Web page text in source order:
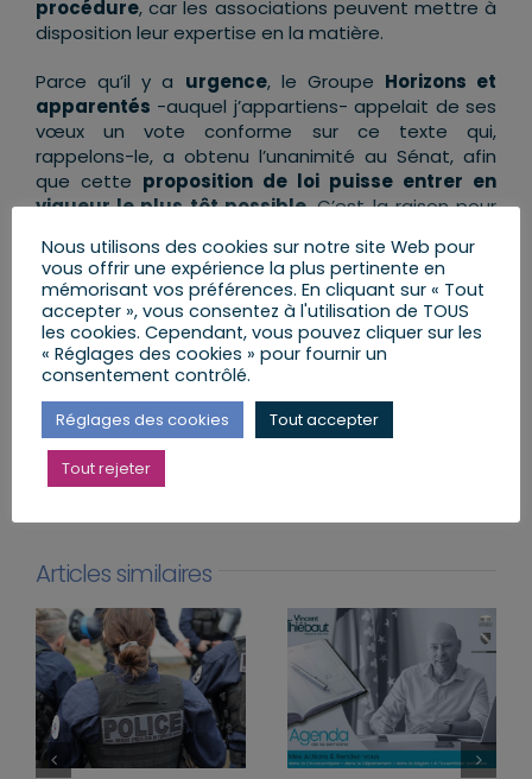
procédure, car les associations peuvent mettre à
disposition leur expertise en la matière.
Parce qu’il y a urgence, le Groupe Horizons et
apparentés -auquel j’appartiens- appelait de ses
vœux un vote conforme sur ce texte qui,
rappelons-le, a obtenu l’unanimité au Sénat, afin
que cette proposition de loi puisse entrer en
vigueur le plus tôt possible. C’est la raison pour
qui nous a été soumis, et nous nous réjouissons
qu’il ait été adopté.
Partager cet article
Articles similaires
Nous utilisons des cookies sur notre site Web pour
vous offrir une expérience la plus pertinente en
mémorisant vos préférences. En cliquant sur « Tout
accepter », vous consentez à l'utilisation de TOUS
les cookies. Cependant, vous pouvez cliquer sur les
« Réglages des cookies » pour fournir un
consentement contrôlé.
Réglages des cookies Tout accepter
Tout rejeter